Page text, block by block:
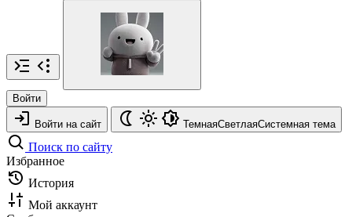
Войти
Войти на сайт ТемнаяСветлаяСистемная тема
Поиск по сайту
Избранное
История
Мой аккаунт